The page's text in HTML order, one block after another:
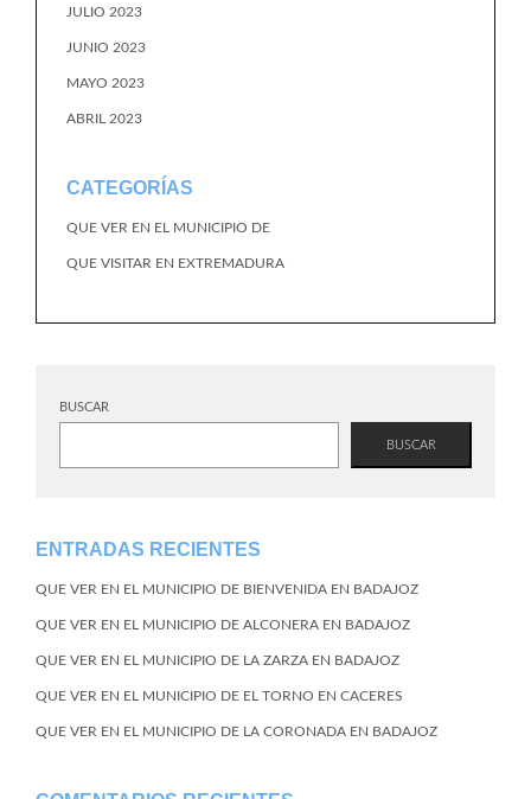
JULIO 2023
JUNIO 2023
MAYO 2023
ABRIL 2023
CATEGORÍAS
QUE VER EN EL MUNICIPIO DE
QUE VISITAR EN EXTREMADURA
BUSCAR
BUSCAR
ENTRADAS RECIENTES
QUE VER EN EL MUNICIPIO DE BIENVENIDA EN BADAJOZ
QUE VER EN EL MUNICIPIO DE ALCONERA EN BADAJOZ
QUE VER EN EL MUNICIPIO DE LA ZARZA EN BADAJOZ
QUE VER EN EL MUNICIPIO DE EL TORNO EN CACERES
QUE VER EN EL MUNICIPIO DE LA CORONADA EN BADAJOZ